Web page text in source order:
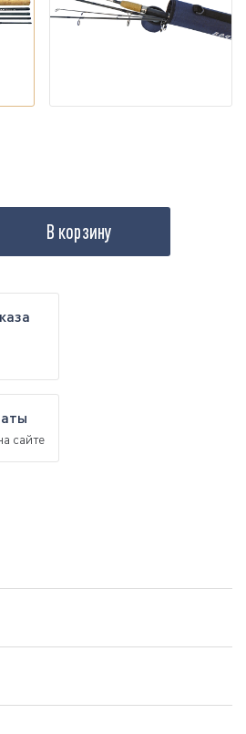
В корзину
сайте